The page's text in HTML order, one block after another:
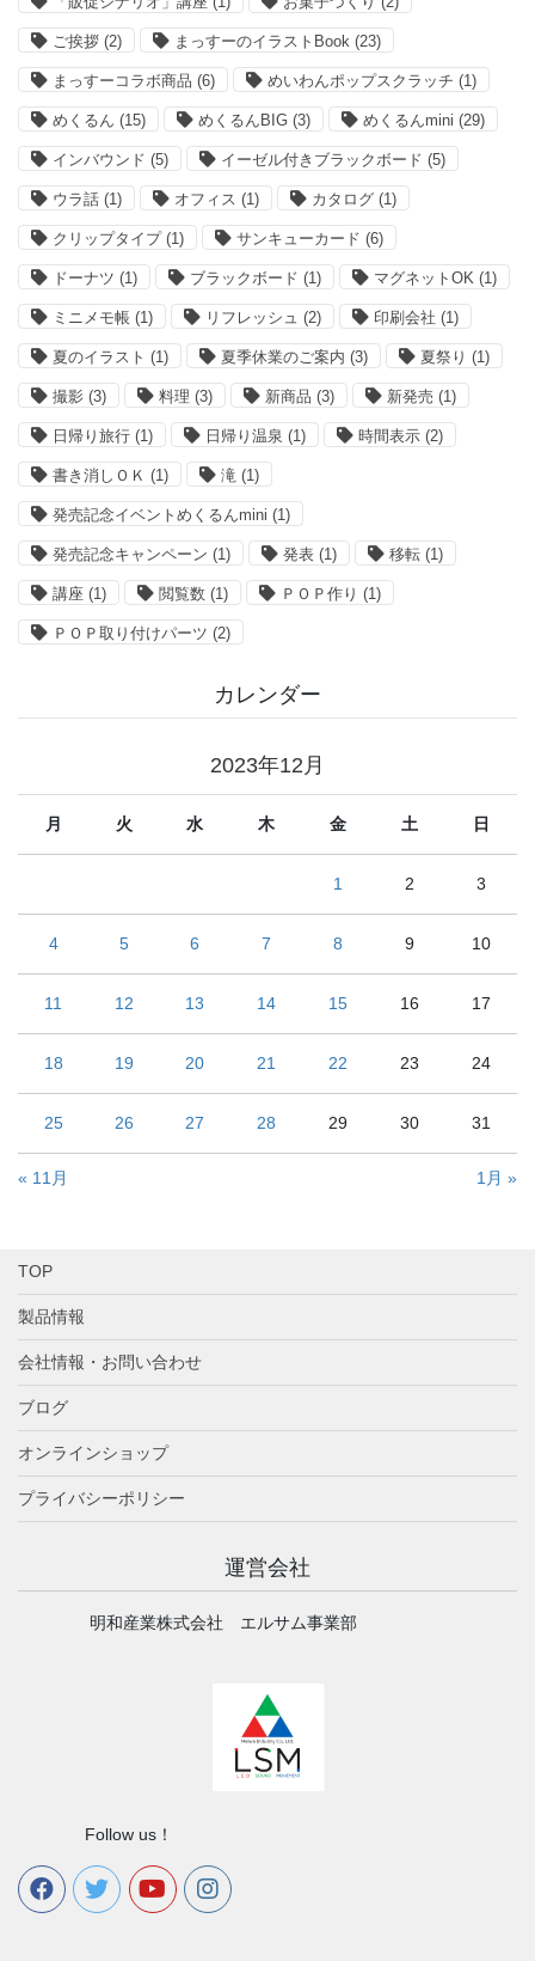
ご挨拶 (2) まっすーのイラストBook (23)
まっすーコラボ商品 (6) めいわんポップスクラッチ (1)
めくるん (15) めくるんBIG (3) めくるんmini (29)
インバウンド (5) イーゼル付きブラックボード (5)
ウラ話 (1) オフィス (1) カタログ (1)
クリップタイプ(1) サンキューカード (6)
ドーナツ (1) ブラックボード (1) マグネットOK (1)
ミニメモ帳 (1) リフレッシュ (2) 印刷会社 (1)
夏のイラスト (1) 夏季休業のご案内 (3) 夏祭り (1)
撮影 (3) 料理 (3) 新商品 (3) 新発売 (1)
日帰り旅行 (1) 日帰り温泉 (1) 時間表示 (2)
書き消しＯＫ (1) 滝 (1)
発売記念イベントめくるんmini (1)
発売記念キャンペーン (1) 発表 (1) 移転 (1)
講座 (1) 閲覧数 (1) ＰＯＰ作り (1)
ＰＯＰ取り付けパーツ (2)
カレンダー
2023年12月
月 火 水 木 金 土 日
1 2 3
4 5 6 7 8 9 10
11 12 13 14 15 16 17
18 19 20 21 22 23 24
25 26 27 28 29 30 31
« 11月 1月 »
TOP
製品情報
会社情報・お問い合わせ
ブログ
オンラインショップ
プライバシーポリシー
運営会社
明和産業株式会社 エルサム事業部
Follow us！